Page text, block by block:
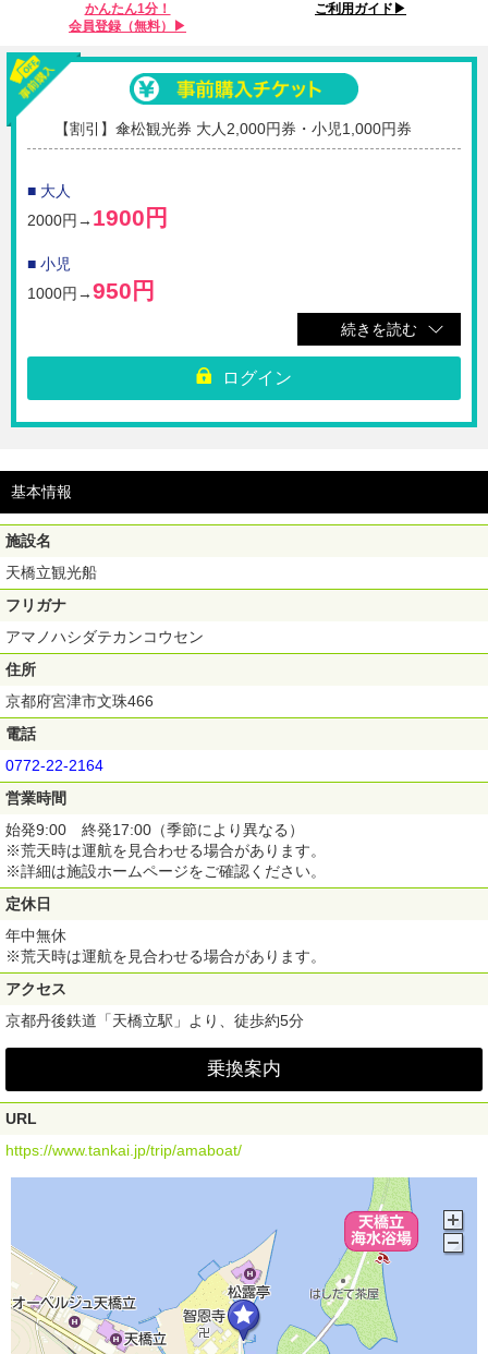
かんたん1分！
会員登録（無料）▶︎
ご利用ガイド▶︎
【割引】傘松観光券 大人2,000円券・小児1,000円券
■ 大人
2000円→ 1900円
■ 小児
1000円→950円
天橋立観光船（天橋立～一の宮往復）と、天橋立傘松公園ケーブルカー・
リフト（府中～傘松間）、成相寺登山バス（傘松～成相寺間）に乗車でき
もご利用できません。
■引換場所
天橋立観光船天橋立桟橋（京都府宮津市文珠466）
天橋立観光船一の宮桟橋（京都府宮津市大垣118）
天橋立ケーブルカー・リフト府中駅（京都府宮津市大垣78）
※ご購入後のキャンセル、変更、返金は出来ません。
※施設の詳細や最新情報は、各施設のHPをご覧ください。
※運休や欠航となる場合がございますが、部分返金には応じかねます。
続きを読む
ログイン
基本情報
施設名
天橋立観光船
フリガナ
アマノハシダテカンコウセン
住所
京都府宮津市文珠466
電話
0772-22-2164
営業時間
始発9:00 終発17:00（季節により異なる）
※荒天時は運航を見合わせる場合があります。
※詳細は施設ホームページをご確認ください。
定休日
年中無休
※荒天時は運航を見合わせる場合があります。
アクセス
京都丹後鉄道「天橋立駅」より、徒歩約5分
乗換案内
URL
https://www.tankai.jp/trip/amaboat/